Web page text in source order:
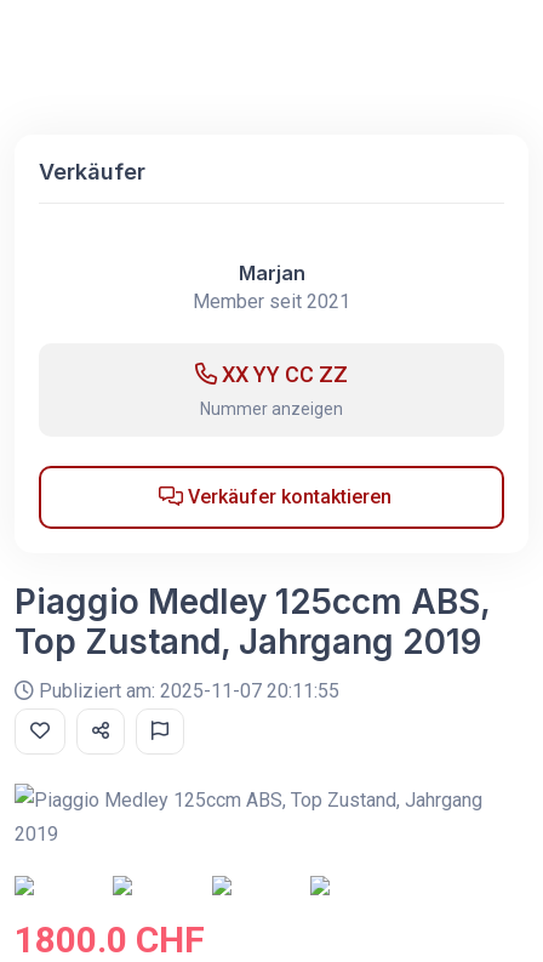
Verkäufer
Marjan
Member seit 2021
XX YY CC ZZ
Nummer anzeigen
Verkäufer kontaktieren
Piaggio Medley 125ccm ABS,
Top Zustand, Jahrgang 2019
Publiziert am: 2025-11-07 20:11:55
1800.0 CHF